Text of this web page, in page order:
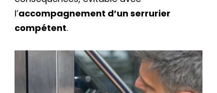
l’accompagnement d’un serrurier
compétent.